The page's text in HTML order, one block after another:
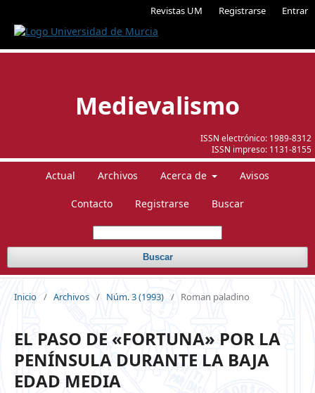
Revistas UM Registrarse Entrar
ISSN electrónico: 1989-8312
ISSN impreso: 1131-8155
Medievalismo
Actual Archivos Acerca de Avisos
Contacto Registrarse Buscar
Buscar
Inicio / Archivos / Núm. 3 (1993) / Roman paladino
EL PASO DE «FORTUNA» POR LA
PENÍNSULA DURANTE LA BAJA
EDAD MEDIA